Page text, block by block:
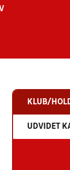
KLUB/
UDVIDET